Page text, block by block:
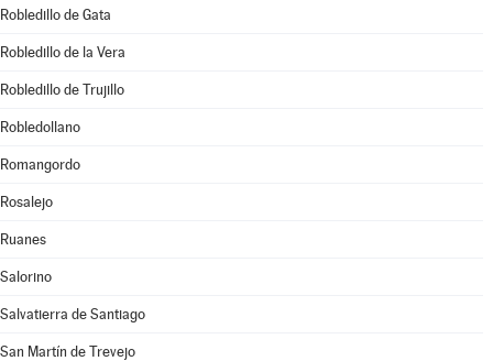
Robledillo de Gata
Robledillo de la Vera
Robledillo de Trujillo
Robledollano
Romangordo
Rosalejo
Ruanes
Salorino
Salvatierra de Santiago
San Martín de Trevejo